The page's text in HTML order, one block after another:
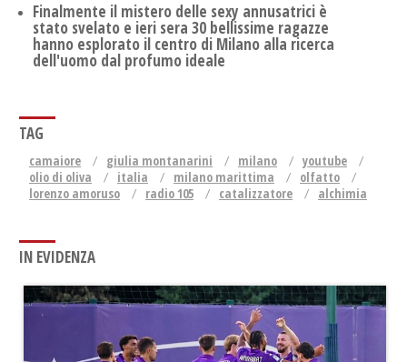
Finalmente il mistero delle sexy annusatrici è
stato svelato e ieri sera 30 bellissime ragazze
hanno esplorato il centro di Milano alla ricerca
dell'uomo dal profumo ideale
TAG
camaiore giulia montanarini milano
youtube
olio di oliva
italia milano marittima
olfatto
lorenzo amoruso
radio 105 catalizzatore alchimia
IN EVIDENZA